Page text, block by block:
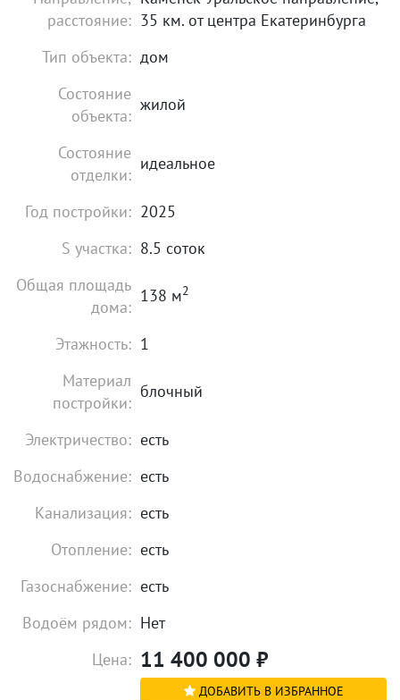
расстояние: 35 км. от центра Екатеринбурга
Тип объекта: дом
Состояние
объекта:
жилой
Состояние
отделки:
идеальное
Год постройки: 2025
S участка: 8.5 соток
Общая площадь
дома:
138 м2
Этажность: 1
Материал
постройки:
блочный
Электричество: есть
Водоснабжение: есть
Канализация: есть
Отопление: есть
Газоснабжение: есть
Водоём рядом: Нет
Цена: 11 400 000 ₽
ДОБАВИТЬ В ИЗБРАННОЕ